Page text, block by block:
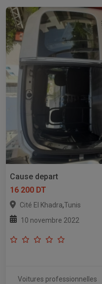
Cause depart
16 200 DT
Cité El Khadra,Tunis
10 novembre 2022
Voitures professionnelles